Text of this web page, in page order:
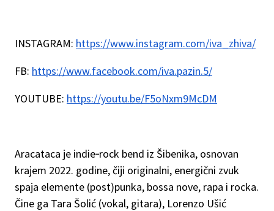
INSTAGRAM: https://www.instagram.com/iva_zhiva/
FB: https://www.facebook.com/iva.pazin.5/
YOUTUBE: https://youtu.be/F5oNxm9McDM
Aracataca je indie‑rock bend iz Šibenika, osnovan
krajem 2022. godine, čiji originalni, energični zvuk
spaja elemente (post)punka, bossa nove, rapa i rocka.
Čine ga Tara Šolić (vokal, gitara), Lorenzo Ušić